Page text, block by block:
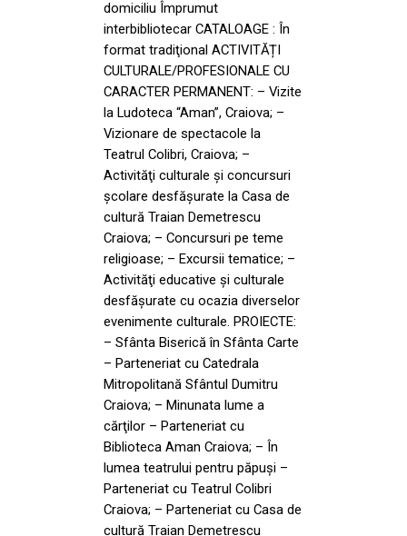
domiciliu Împrumut
interbibliotecar CATALOAGE : În
format tradiţional ACTIVITĂȚI
CULTURALE/PROFESIONALE CU
CARACTER PERMANENT: – Vizite
la Ludoteca “Aman”, Craiova; –
Vizionare de spectacole la
Teatrul Colibri, Craiova; –
Activităţi culturale şi concursuri
şcolare desfăşurate la Casa de
cultură Traian Demetrescu
Craiova; – Concursuri pe teme
religioase; – Excursii tematice; –
Activităţi educative şi culturale
desfăşurate cu ocazia diverselor
evenimente culturale. PROIECTE:
– Sfânta Biserică în Sfânta Carte
– Parteneriat cu Catedrala
Mitropolitană Sfântul Dumitru
Craiova; – Minunata lume a
cărţilor – Parteneriat cu
Biblioteca Aman Craiova; – În
lumea teatrului pentru păpuşi –
Parteneriat cu Teatrul Colibri
Craiova; – Parteneriat cu Casa de
cultură Traian Demetrescu